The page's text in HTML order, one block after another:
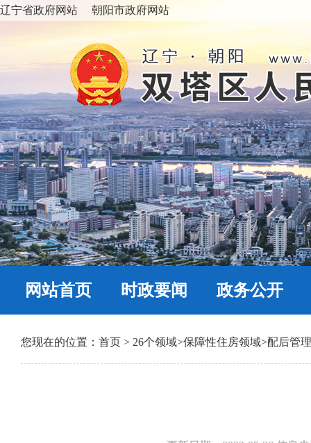
辽宁省政府网站 朝阳市政府网站
网站首页 时政要闻 政务公开
您现在的位置： 首页 > 26个领域>保障性住房领域>配后管理